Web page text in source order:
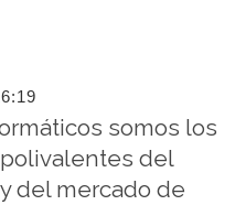
somos los
del
del mercado de